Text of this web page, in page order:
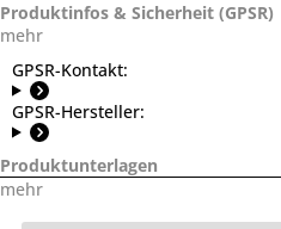
Produktinfos & Sicherheit (GPSR)
mehr
GPSR-Kontakt:
GPSR-Hersteller:
Produktunterlagen
mehr